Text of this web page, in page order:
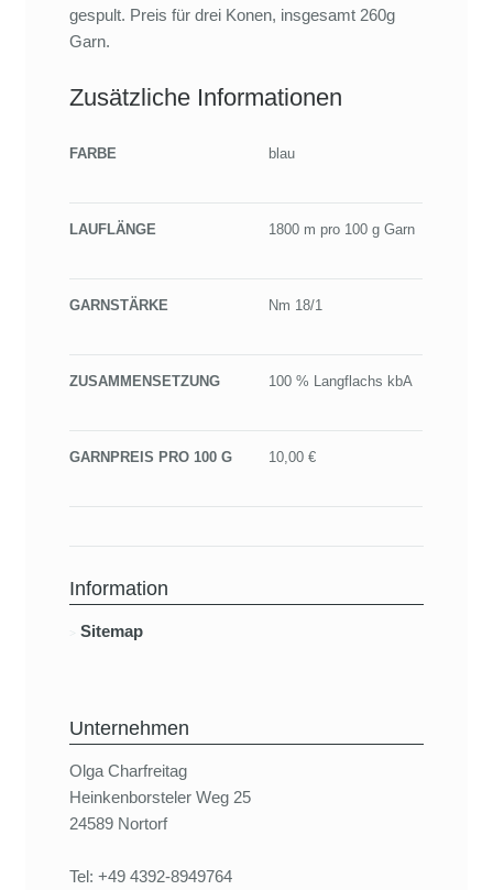
gespult. Preis für drei Konen, insgesamt 260g
Garn.
Zusätzliche Informationen
FARBE blau
LAUFLÄNGE 1800 m pro 100 g Garn
GARNSTÄRKE Nm 18/1
ZUSAMMENSETZUNG 100 % Langflachs kbA
GARNPREIS PRO 100 G 10,00 €
Information
Sitemap
Unternehmen
Olga Charfreitag
Heinkenborsteler Weg 25
24589 Nortorf
Tel: +49 4392-8949764